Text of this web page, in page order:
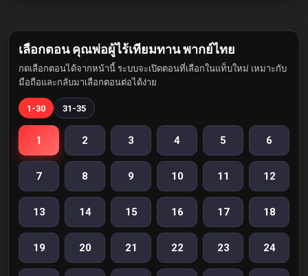
เลือกตอน คุณพ่อผู้ไร้เทียมทาน พากย์ไทย
กดเลือกตอนได้จากหน้านี้ ระบบจะเปิดตอนที่เลือกในแท็บใหม่ เหมาะกับ
มือถือและกลับมาเลือกตอนต่อได้ง่าย
1-30 31-35
1 2 3 4 5 6
7 8 9 10 11 12
13 14 15 16 17 18
19 20 21 22 23 24